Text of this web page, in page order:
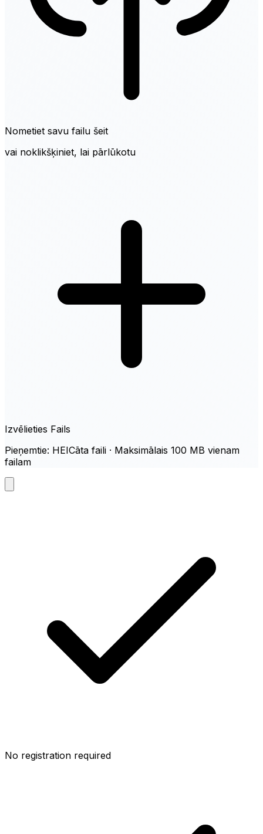
Nometiet savu failu šeit
vai noklikšķiniet, lai pārlūkotu
Izvēlieties Fails
Pieņemtie: HEICāta faili · Maksimālais 100 MB vienam
failam
No registration required